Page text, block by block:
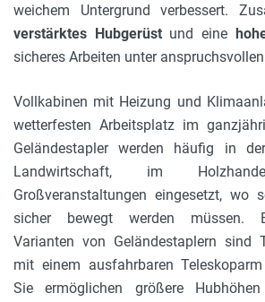
weichem Untergrund verbessert.
verstärktes Hubgerüstund eine
sicheres Arbeiten unter
Vollkabinen mit Heizung und
wetterfesten Arbeitsplatz im
Geländestapler werden häufig in
Landwirtschaft, im
Großveranstaltungen eingesetzt, wo
sicher bewegt werden müssen.
Varianten von Geländestaplern sind
mit einem ausfahrbaren
Sie ermöglichen größere